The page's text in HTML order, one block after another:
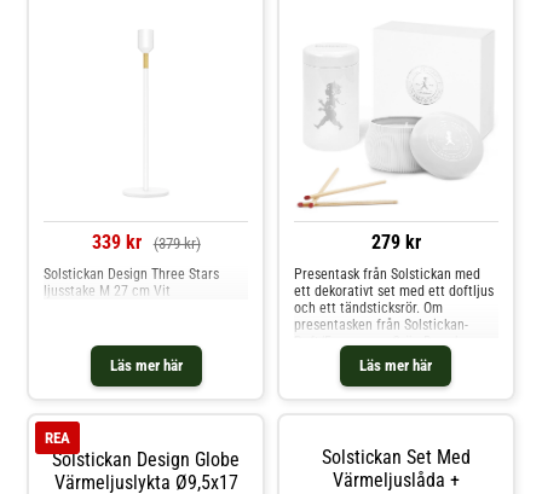
339 kr (379 kr)
Läs mer här
Solstickan Design Three Stars
ljusstake M 27 cm Vit
279 kr
Läs mer här
Presentask från Solstickan med
ett dekorativt set med ett doftljus
och ett tändsticksrör. Om
presentasken från Solstickan-
Doft/Fragrance: Grön-Barrskog,
Röd-Kanel & Apelsin, Vit-
Eukalyptus, Svart-Cederträ / ENG:
Green-Bearwood, Red-Cinnamon &
Royal Design.
Solstickan Design Globe
Värmeljuslykta Ø9,5x17
REA
Solstickan Set Med
Värmeljuslåda +